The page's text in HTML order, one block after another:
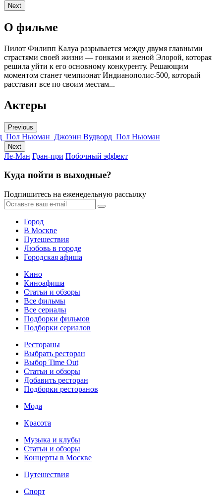
Next
О фильме
Пилот Филипп Калуа разрывается между двумя главными
страстями своей жизни — гонками и женой Элорой, которая
решила уйти к его основному конкуренту. Решающим
моментом станет чемпионат Индианополис-500, который
расставит все по своим местам...
Актеры
Previous
Пол Ньюман Джоэнн Вудворд Пол Ньюман
Next
Ле-Ман Гран-при Побочный эффект
Куда пойти в выходные?
Подпишитесь на еженедельную рассылку
Город
В Москве
Путешествия
Любовь в городе
Городская афиша
Кино
Киноафиша
Статьи и обзоры
Все фильмы
Все сериалы
Подборки фильмов
Подборки сериалов
Рестораны
Выбрать ресторан
Выбор Time Out
Статьи и обзоры
Добавить ресторан
Подборки ресторанов
Мода
Красота
Музыка и клубы
Статьи и обзоры
Концерты в Москве
Путешествия
Спорт